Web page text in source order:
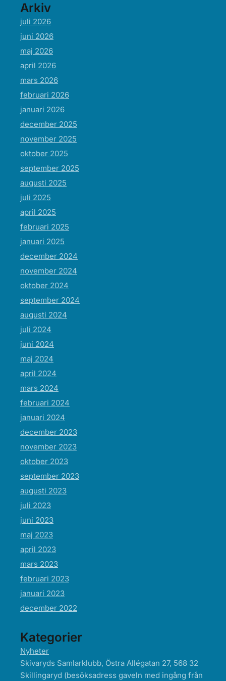
Arkiv
juli 2026
juni 2026
maj 2026
april 2026
mars 2026
februari 2026
januari 2026
december 2025
november 2025
oktober 2025
september 2025
augusti 2025
juli 2025
april 2025
februari 2025
januari 2025
december 2024
november 2024
oktober 2024
september 2024
augusti 2024
juli 2024
juni 2024
maj 2024
april 2024
mars 2024
februari 2024
januari 2024
december 2023
november 2023
oktober 2023
september 2023
augusti 2023
juli 2023
juni 2023
maj 2023
april 2023
mars 2023
februari 2023
januari 2023
december 2022
Kategorier
Nyheter
Skivaryds Samlarklubb, Östra Allégatan 27, 568 32
Skillingaryd (besöksadress gaveln med ingång från